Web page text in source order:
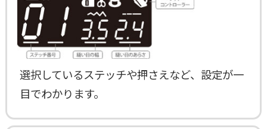
選択しているステッチや押さえなど、設定が一
目でわかります。